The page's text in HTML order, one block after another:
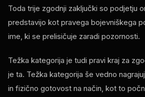
Toda trije zgodnji zaključki so podjetju
predstavijo kot pravega bojevniškega
ime, ki se prelisičuje zaradi pozornosti.
Težka kategorija je tudi pravi kraj za
je ta. Težka kategorija še vedno
in fizično gotovost na način, kot to